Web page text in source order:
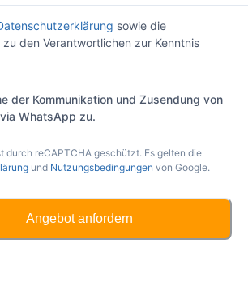
sowie die
den Verantwortlichen zur Kenntnis
der Kommunikation und Zusendung von
WhatsApp zu.
durch reCAPTCHA geschützt. Es gelten die
und Nutzungsbedingungen von Google.
Angebot anfordern